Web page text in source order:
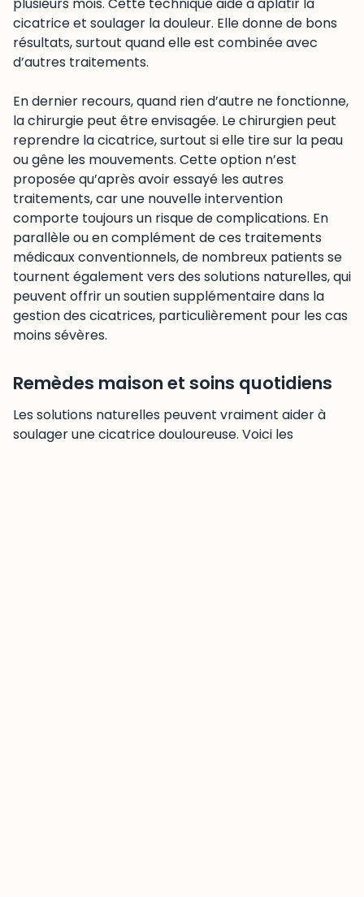
plusieurs mois. Cette technique aide à aplatir la
cicatrice et soulager la douleur. Elle donne de bons
résultats, surtout quand elle est combinée avec
d’autres traitements.
En dernier recours, quand rien d’autre ne fonctionne,
la chirurgie peut être envisagée. Le chirurgien peut
reprendre la cicatrice, surtout si elle tire sur la peau
ou gêne les mouvements. Cette option n’est
proposée qu’après avoir essayé les autres
traitements, car une nouvelle intervention
comporte toujours un risque de complications. En
parallèle ou en complément de ces traitements
médicaux conventionnels, de nombreux patients se
tournent également vers des solutions naturelles, qui
peuvent offrir un soutien supplémentaire dans la
gestion des cicatrices, particulièrement pour les cas
moins sévères.
Remèdes maison et soins quotidiens
Les solutions naturelles peuvent vraiment aider à
soulager une cicatrice douloureuse. Voici les